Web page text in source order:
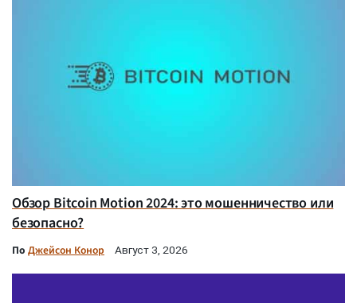
Обзор Bitcoin Motion 2024: это мошенничество или
безопасно?
По Джейсон Конор Август 3, 2026